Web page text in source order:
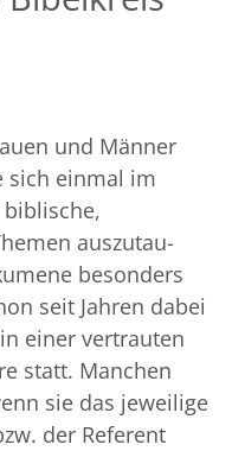
und Männer
sich einmal im
auszutau­
besonders
seit Jahren dabei
einer vertrauten
statt. Manchen
sie das jeweilige
der Refe­rent